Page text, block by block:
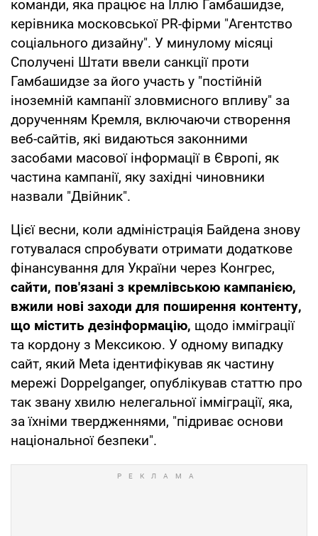
команди, яка працює на Іллю Гамбашидзе,
керівника московської PR-фірми "Агентство
соціального дизайну". У минулому місяці
Сполучені Штати ввели санкції проти
Гамбашидзе за його участь у "постійній
іноземній кампанії зловмисного впливу" за
дорученням Кремля, включаючи створення
веб-сайтів, які видаються законними
засобами масової інформації в Європі, як
частина кампанії, яку західні чиновники
назвали "Двійник".
Цієї весни, коли адміністрація Байдена знову
готувалася спробувати отримати додаткове
фінансування для України через Конгрес,
сайти, пов'язані з кремлівською кампанією,
вжили нові заходи для поширення контенту,
що містить дезінформацію, щодо імміграції
та кордону з Мексикою. У одному випадку
сайт, який Meta ідентифікував як частину
мережі Doppelganger, опублікував статтю про
так звану хвилю нелегальної імміграції, яка,
за їхніми твердженнями, "підриває основи
національної безпеки".